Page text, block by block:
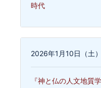
時代
2026年1月10日（土）
『神と仏の人文地質